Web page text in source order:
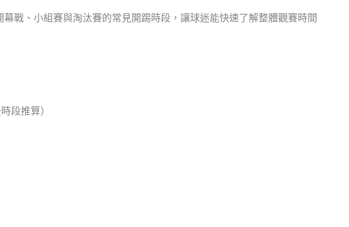
戰、小組賽與淘汰賽的常見開踢時段，讓球迷能快速了解整體觀賽時間
段推算）